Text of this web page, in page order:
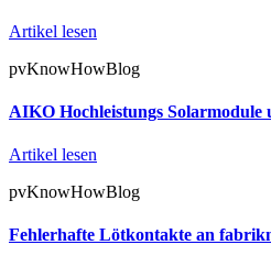
Artikel lesen
pvKnowHowBlog
AIKO Hochleistungs Solarmodule
Artikel lesen
pvKnowHowBlog
Fehlerhafte Lötkontakte an